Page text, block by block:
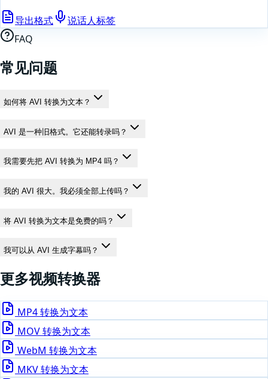
导出格式
说话人标签
FAQ
常见问题
如何将 AVI 转换为文本？
AVI 是一种旧格式。它还能转录吗？
我需要先把 AVI 转换为 MP4 吗？
我的 AVI 很大。我必须全部上传吗？
将 AVI 转换为文本是免费的吗？
我可以从 AVI 生成字幕吗？
更多视频转换器
MP4转换为文本
MOV转换为文本
WebM 转换为文本
MKV转换为文本